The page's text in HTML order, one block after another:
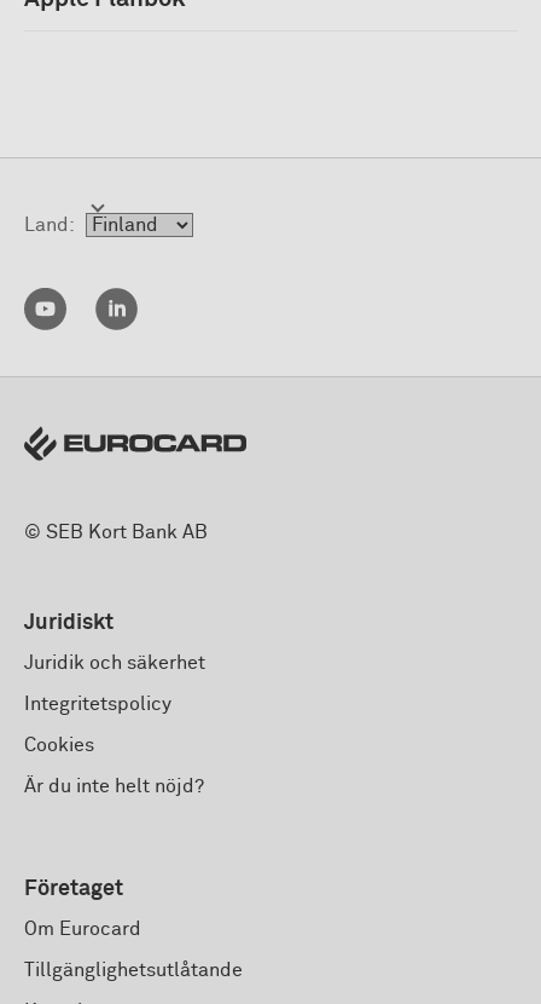
Land:
© SEB Kort Bank AB
Juridiskt
Juridik och säkerhet
Integritetspolicy
Cookies
Är du inte helt nöjd?
Företaget
Om Eurocard
Tillgänglighetsutlåtande